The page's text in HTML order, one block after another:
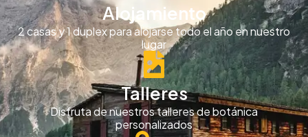
Alojamiento
2 casas y 1 duplex para alojarse todo el año en nuestro
lugar
Talleres
Disfruta de nuestros talleres de botánica
personalizados